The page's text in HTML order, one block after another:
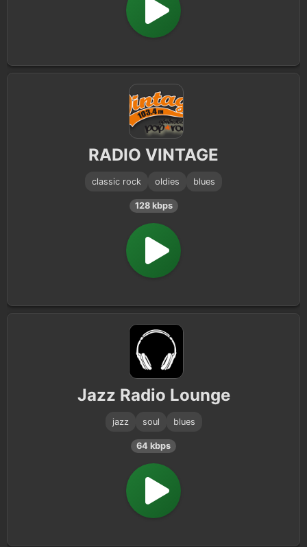
RADIO VINTAGE
classic rock oldies blues
128 kbps
Jazz Radio Lounge
jazz soul blues
64 kbps